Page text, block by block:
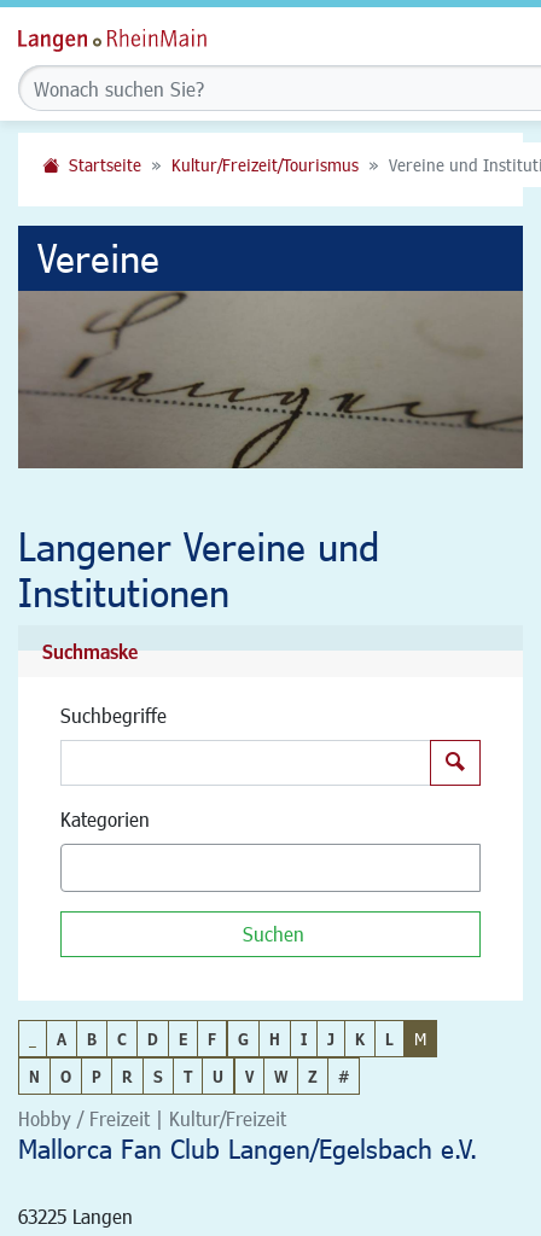
Startseite Kultur/Freizeit/Tourismus Vereine und
Vereine
Langener Vereine und
Institutionen
Suchmaske
Suchbegriffe
Kategorien
Suchen
A B C D E F G H I J K L
M
N
O P R S T U V W Z #
Hobby / Freizeit | Kultur/Freizeit
Mallorca Fan Club Langen/Egelsbach e.V.
63225 Langen